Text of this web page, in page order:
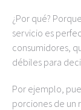
¿Por qué?
servicio es
consumidores,
débiles para
Por ejemplo,
porciones de un